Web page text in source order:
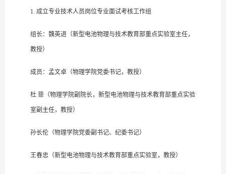
1. 成立专业技术人员岗位专业面试考核工作组
组长：魏英进（新型电池物理与技术教育部重点实验室主任，
教授）
成员：孟文卓（物理学院党委书记，教授）
杜 菲（物理学院副院长，新型电池物理与技术教育部重点实验
室副主任，教授）
孙长伦（物理学院党委副书记、纪委书记）
王春忠（新型电池物理与技术教育部重点实验室，教授）